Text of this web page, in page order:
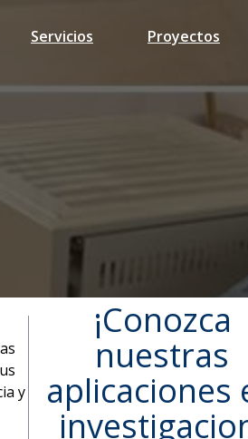
Servicios Proyectos
Y MUFLAS
y
¡Conozca
nuestras
aplicaciones